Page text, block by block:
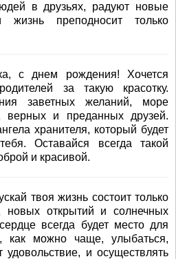
в друзьях, радуют новые
жизнь преподносит только
с днем рождения! Хочется
за такую красотку.
заветных желаний, море
верных и преданных друзей.
хранителя, который будет
Оставайся всегда такой
и красивой.
твоя жизнь состоит только
новых открытий и солнечных
всегда будет место для
можно чаще, улыбаться,
удовольствие, и осуществлять